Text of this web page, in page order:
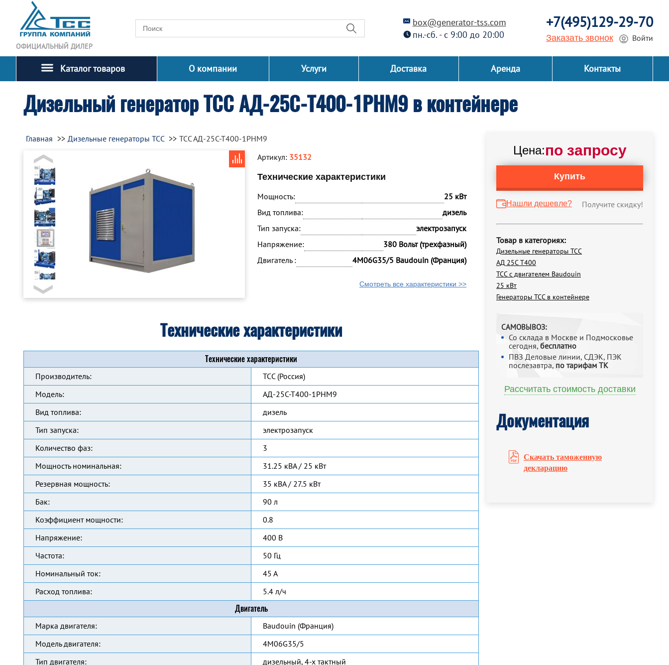
ОФИЦИАЛЬНЫЙ ДИЛЕР
box@generator-tss.com
пн.-сб. - с 9:00 до 20:00
+7(495)129-29-70
Заказать звонок Войти
Каталог товаров О компании Услуги Доставка Аренда Контакты
Дизельный генератор ТСС АД-25С-Т400-1РНМ9 в контейнере
Цена:по запросу
Купить
Нашли дешевле? Получите скидку!
Товар в категориях:
Дизельные генераторы ТСС
АД 25С Т400
ТСС с двигателем Baudouin
25 кВт
Генераторы ТСС в контейнере
САМОВЫВОЗ:
Со склада в Москве и Подмосковье
сегодня, бесплатно
ПВЗ Деловые линии, СДЭК, ПЭК
послезавтра, по тарифам ТК
Рассчитать стоимость доставки
Документация
Скачать таможенную
декларацию
Главная Дизельные генераторы ТСС
ТСС АД-25С-Т400-1РНМ9
Артикул: 35132
Технические характеристики
Мощность:
25 кВт
Вид топлива:
дизель
Тип запуска:
электрозапуск
Напряжение:
380 Вольт (трехфазный)
Двигатель :
4M06G35/5 Baudouin (Франция)
Смотреть все характеристики >>
Технические характеристики
Технические характеристики
Производитель:
ТСС (Россия)
Модель:
АД-25С-Т400-1РНМ9
Вид топлива:
дизель
Тип запуска:
электрозапуск
Количество фаз:
3
Мощность номинальная:
31.25 кВА / 25 кВт
Резервная мощность:
35 кВА / 27.5 кВт
Бак:
90 л
Коэффициент мощности:
0.8
Напряжение:
400 В
Частота:
50 Гц
Номинальный ток:
45 А
Расход топлива:
5.4 л/ч
Двигатель
Марка двигателя:
Baudouin (Франция)
Модель двигателя:
4M06G35/5
Тип двигателя:
дизельный, 4-х тактный